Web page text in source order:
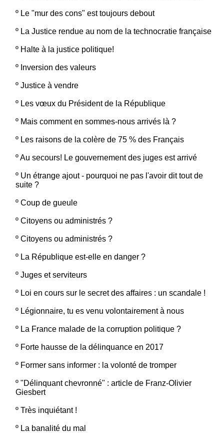
º Le "mur des cons" est toujours debout
º La Justice rendue au nom de la technocratie française
º Halte à la justice politique!
º Inversion des valeurs
º Justice à vendre
º Les vœux du Président de la République
º Mais comment en sommes-nous arrivés là ?
º Les raisons de la colère de 75 % des Français
ºAu secours! Le gouvernement des juges est arrivé
º Un étrange ajout - pourquoi ne pas l'avoir dit tout de
suite ?
º Coup de gueule
º Citoyens ou administrés ?
º Citoyens ou administrés ?
º La République est-elle en danger ?
º Juges et serviteurs
º Loi en cours sur le secret des affaires : un scandale !
º Légionnaire, tu es venu volontairement à nous
º La France malade de la corruption politique ?
º Forte hausse de la délinquance en 2017
º Former sans informer : la volonté de tromper
º "Délinquant chevronné" : article de Franz-Olivier
Giesbert
º Très inquiétant !
º La banalité du mal